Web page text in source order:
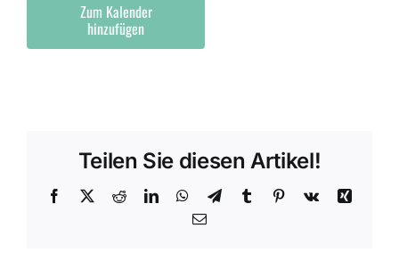
Zum Kalender
hinzufügen
Teilen Sie diesen Artikel!
Facebook
X RedditLinkedInWhatsApp
TelegramTumblr Pinterest
Vk
Xing
E-